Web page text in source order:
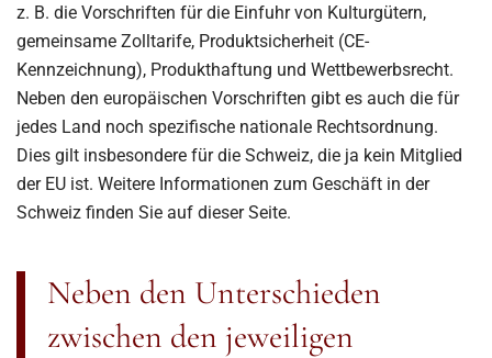
z. B. die Vorschriften für die Einfuhr von Kulturgütern,
gemeinsame Zolltarife, Produktsicherheit (CE-
Kennzeichnung), Produkthaftung und Wettbewerbsrecht.
Neben den europäischen Vorschriften gibt es auch die für
jedes Land noch spezifische nationale Rechtsordnung.
Dies gilt insbesondere für die Schweiz, die ja kein Mitglied
der EU ist. Weitere Informationen zum Geschäft in der
Schweiz finden Sie auf dieser Seite.
Neben den Unterschieden
zwischen den jeweiligen